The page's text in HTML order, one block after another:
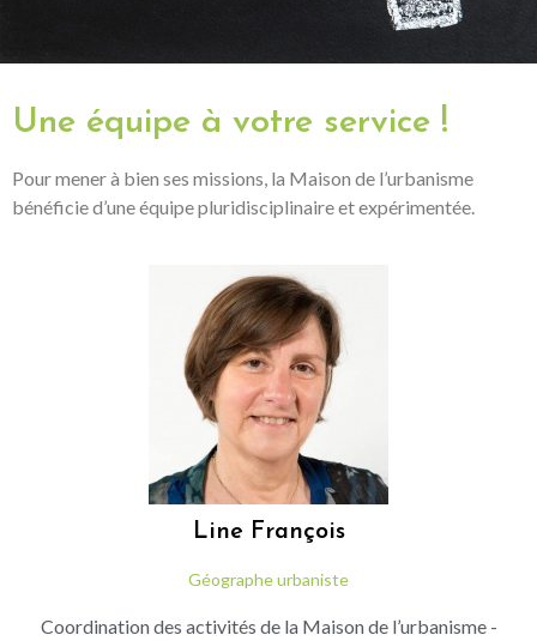
Une équipe à votre service !
Pour mener à bien ses missions, la Maison de l’urbanisme
bénéficie d’une équipe pluridisciplinaire et expérimentée.
Line François
Géographe urbaniste
Coordination des activités de la Maison de l’urbanisme -